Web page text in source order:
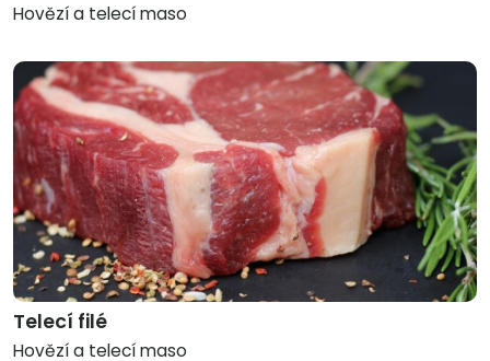
Hovězí a telecí maso
Telecí filé
Hovězí a telecí maso